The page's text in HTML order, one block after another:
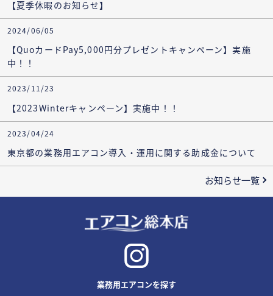
【夏季休暇のお知らせ】
2024/06/05
【QuoカードPay5,000円分プレゼントキャンペーン】実施
中！！
2023/11/23
【2023Winterキャンペーン】実施中！！
2023/04/24
東京都の業務用エアコン導入・運用に関する助成金について
お知らせ一覧
業務用エアコンを探す